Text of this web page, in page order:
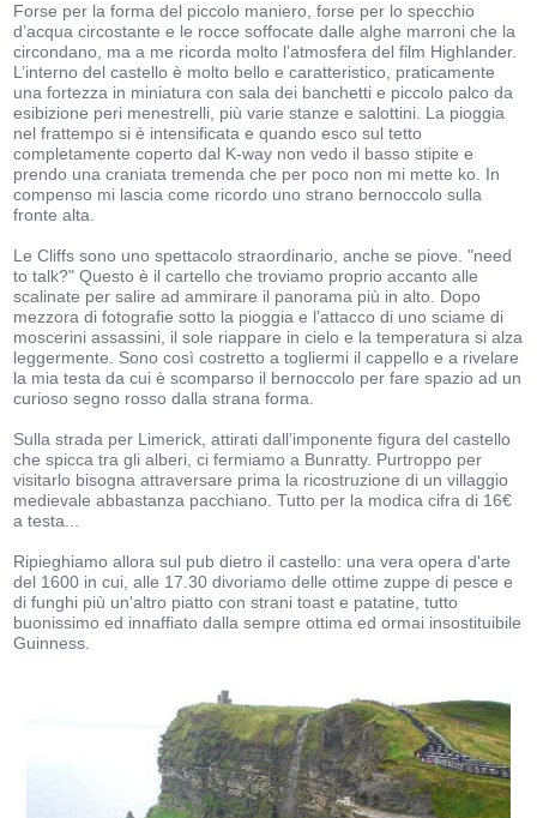
Forse per la forma del piccolo maniero, forse per lo specchio
d’acqua circostante e le rocce soffocate dalle alghe marroni che la
circondano, ma a me ricorda molto l’atmosfera del film Highlander.
L’interno del castello è molto bello e caratteristico, praticamente
una fortezza in miniatura con sala dei banchetti e piccolo palco da
esibizione peri menestrelli, più varie stanze e salottini. La pioggia
nel frattempo si è intensificata e quando esco sul tetto
completamente coperto dal K-way non vedo il basso stipite e
prendo una craniata tremenda che per poco non mi mette ko. In
compenso mi lascia come ricordo uno strano bernoccolo sulla
fronte alta.
Le Cliffs sono uno spettacolo straordinario, anche se piove. "need
to talk?" Questo è il cartello che troviamo proprio accanto alle
scalinate per salire ad ammirare il panorama più in alto. Dopo
mezzora di fotografie sotto la pioggia e l’attacco di uno sciame di
moscerini assassini, il sole riappare in cielo e la temperatura si alza
leggermente. Sono così costretto a togliermi il cappello e a rivelare
la mia testa da cui è scomparso il bernoccolo per fare spazio ad un
curioso segno rosso dalla strana forma.
Sulla strada per Limerick, attirati dall’imponente figura del castello
che spicca tra gli alberi, ci fermiamo a Bunratty. Purtroppo per
visitarlo bisogna attraversare prima la ricostruzione di un villaggio
medievale abbastanza pacchiano. Tutto per la modica cifra di 16€
a testa...
Ripieghiamo allora sul pub dietro il castello: una vera opera d'arte
del 1600 in cui, alle 17.30 divoriamo delle ottime zuppe di pesce e
di funghi più un'altro piatto con strani toast e patatine, tutto
buonissimo ed innaffiato dalla sempre ottima ed ormai insostituibile
Guinness.